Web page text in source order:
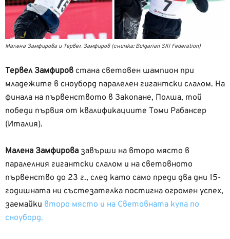
Малена Замфирова и Тервел Замфиров (снимка: Bulgarian SKI Federation)
Тервел Замфиров стана световен шампион при
младежите в сноуборд паралелен гигантски слалом. На
финала на първенството в Закопане, Полша, той
победи първия от квалификациите Томи Рабансер
(Италия).
Малена Замфирова завърши на второ място в
паралелния гигантски слалом и на световното
първенство до 23 г., след като само преди два дни 15-
годишната ни състезателка постигна огромен успех,
заемайки второ място и на Световната купа по
сноуборд.